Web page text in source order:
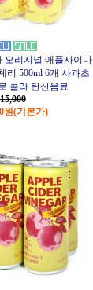
오리지널 애플사이다
리 500ml 6개 사과초
콜라 탄산음료
15,000
원(기본가)